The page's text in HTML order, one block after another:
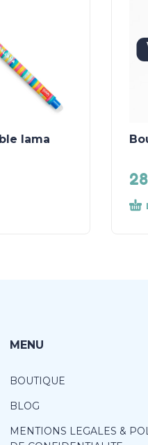
lama
MENU
BOUTIQUE
BLOG
MENTIONS LEGALES &